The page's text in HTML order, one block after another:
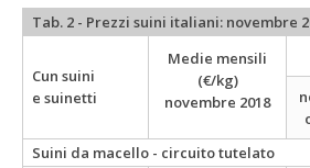
Tab. 2 - Prezzi suini italiani: novembre
Cun suini
e suinetti
Medie mensili
(€/kg)
novembre 2018
Suini da macello - circuito tutelato